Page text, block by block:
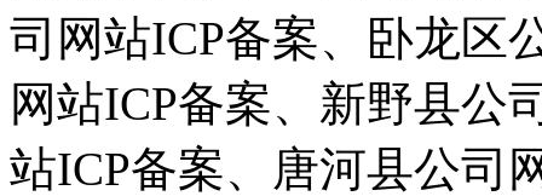
司网站ICP备案、卧龙区
网站ICP备案、新野县公
站ICP备案、唐河县公司